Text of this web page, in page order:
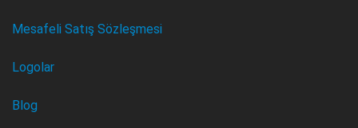
Mesafeli Satış Sözleşmesi
Logolar
Blog